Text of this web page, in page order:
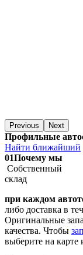
Previous Next
Профильные
Найти ближайший
01Почему мы
Собственный
склад
при каждом
либо доставка в
Оригинальные
качества. Чтобы
выберите на карте